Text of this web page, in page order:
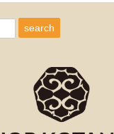
search